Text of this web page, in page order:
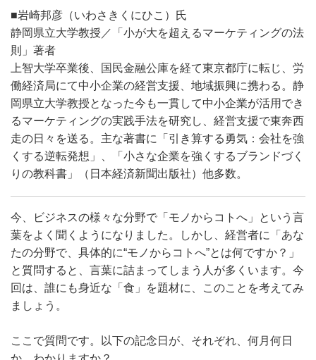
■岩崎邦彦（いわさきくにひこ）氏
静岡県立大学教授／「小が大を超えるマーケティングの法
則」著者
上智大学卒業後、国民金融公庫を経て東京都庁に転じ、労
働経済局にて中小企業の経営支援、地域振興に携わる。静
岡県立大学教授となった今も一貫して中小企業が活用でき
るマーケティングの実践手法を研究し、経営支援で東奔西
走の日々を送る。主な著書に「引き算する勇気：会社を強
くする逆転発想」、「小さな企業を強くするブランドづく
りの教科書」（日本経済新聞出版社）他多数。
今、ビジネスの様々な分野で「モノからコトへ」という言
葉をよく聞くようになりました。しかし、経営者に「あな
たの分野で、具体的に“モノからコトへ”とは何ですか？」
と質問すると、言葉に詰まってしまう人が多くいます。今
回は、誰にも身近な「食」を題材に、このことを考えてみ
ましょう。
ここで質問です。以下の記念日が、それぞれ、何月何日